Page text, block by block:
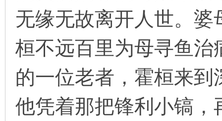
无缘无故离开人世。
桓不远百里为母寻鱼
的一位老者，霍桓来
他凭着那把锋利小镐